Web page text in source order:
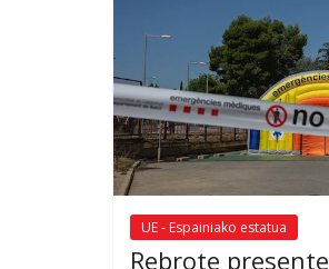
UE - Espainiako estatua
Rebrote presente